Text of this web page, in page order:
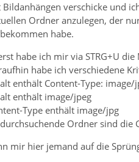
Bildanhängen verschicke und
Ordner anzulegen, der
habe.
habe ich mir via STRG+U
habe ich verschiedene
enthält Content-Type: image/
enthält image/jpeg
Type enthält image/jpg
Ordner sind die
mir hier jemand auf die